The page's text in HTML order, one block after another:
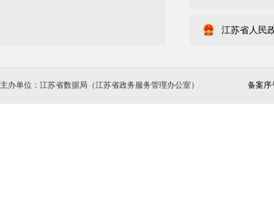
江苏省人民
主办单位：江苏省数据局（江苏省政务服务管理办公室） 备案序